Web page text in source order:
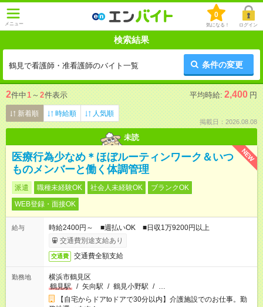
メニュー
0
気になる！ ログイン
検索結果
鶴見で看護師・准看護師のバイト一覧 条件の変更
2件中1 ～ 2件表示 平均時給: 2,400 円
新着順 時給順 人気順
掲載日：2026.08.08
未読
NEW
医療行為少なめ＊ほぼルーティンワーク＆いつ
ものメンバーと働く体調管理
派遣 職種未経験OK 社会人未経験OK
ブランクOK
WEB登録・面接OK
給与
時給2400円～ ■週払いOK ■日収1万9200円以上
交通費別途支給あり
交通費 交通費全額支給
勤務地
横浜市鶴見区
鶴見駅
/ 矢向駅 / 鶴見小野駅 / …
【自宅からドアtoドアで30分以内】介護施設でのお仕事。勤